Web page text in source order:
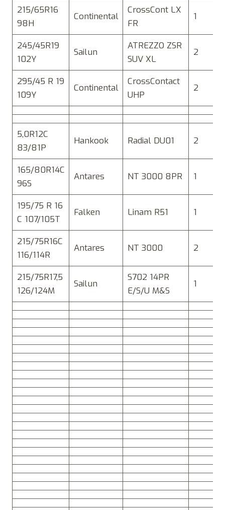
215/65R16
98H
Continental
CrossCont LX
FR
1
245/45R19
102Y
Sailun
ATREZZO ZSR
SUV XL
2
295/45 R 19
109Y
Continental
CrossContact
UHP
2
5,0R12C
83/81P
Hankook Radial DU01 2
165/80R14C
96S
Antares NT 3000 8PR 1
195/75 R 16
C 107/105T
Falken Linam R51 1
215/75R16C
116/114R
Antares NT 3000 2
215/75R17,5
126/124M
Sailun
S702 14PR
E/S/U M&S
1